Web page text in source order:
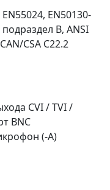
EN50130-
подраздел B, ANSI
CSA C22.2
CVI / TVI /
BNC
(-A)